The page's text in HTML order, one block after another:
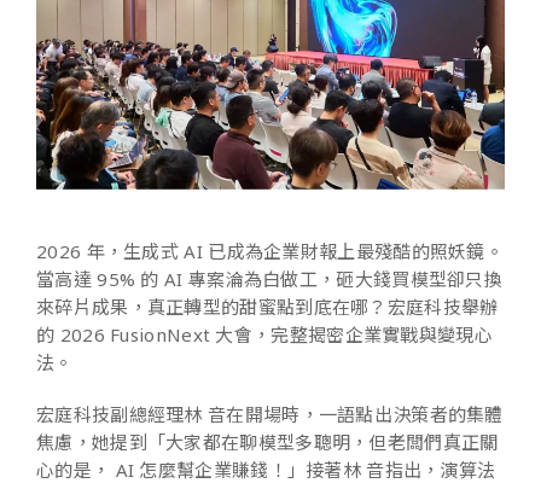
2026 年，生成式 AI 已成為企業財報上最殘酷的照妖鏡。
當高達 95% 的 AI 專案淪為白做工，砸大錢買模型卻只換
來碎片成果，真正轉型的甜蜜點到底在哪？宏庭科技舉辦
的 2026 FusionNext 大會，完整揭密企業實戰與變現心
法。
宏庭科技副總經理林 音在開場時，一語點出決策者的集體
焦慮，她提到「大家都在聊模型多聰明，但老闆們真正關
心的是， AI 怎麼幫企業賺錢！」接著林 音指出，演算法